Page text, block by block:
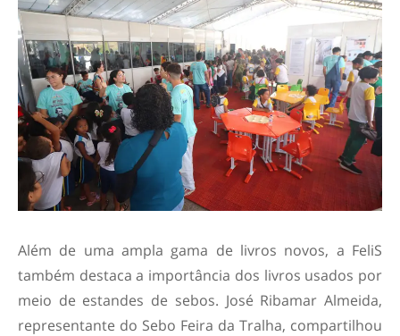
Além de uma ampla gama de livros novos, a FeliS
também destaca a importância dos livros usados por
meio de estandes de sebos. José Ribamar Almeida,
representante do Sebo Feira da Tralha, compartilhou